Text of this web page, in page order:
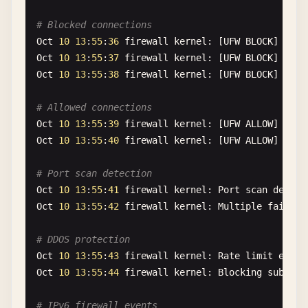
# Blocked connections
Oct
10 13: 55: 36 firewall kernel : [UFW BLOCK]
Oct
10 13: 55: 37 firewall kernel : [UFW BLOCK]
Oct
10 13: 55: 38 firewall kernel : [UFW BLOCK]
# Allowed connections
Oct
10 13: 55: 39 firewall kernel : [UFW ALLOW]
Oct
10 13: 55:40 firewall kernel : [UFW ALLOW]
# Port scan detection
Oct
10 13: 55:41 firewall kernel : Port scan
Oct
10 13: 55:42 firewall kernel : Multiple failed
# DDOS protection
Oct
10 13: 55:43 firewall kernel : Rate limit
Oct
10 13: 55:44 firewall kernel : Blocking subnet
# IPv6 firewall events